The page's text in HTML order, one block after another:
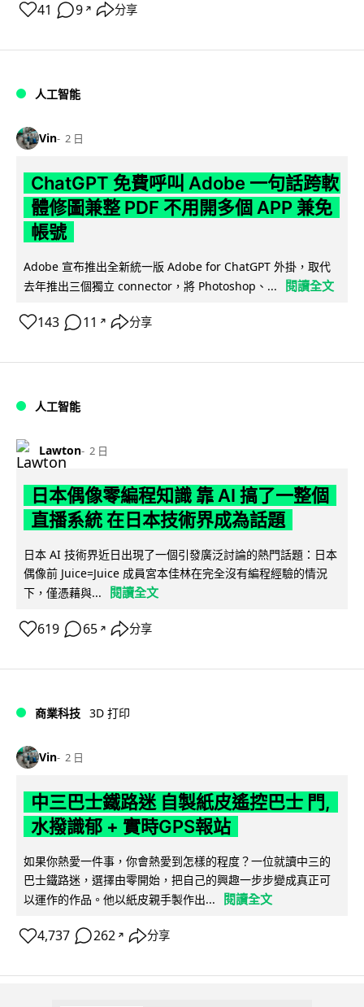
41 9 ↗ 分享
人工智能
Vin 2 日
ChatGPT 免費呼叫 Adobe 一句話跨軟
體修圖兼整 PDF 不用開多個 APP 兼免
帳號
Adobe 宣布推出全新統一版 Adobe for ChatGPT 外掛，取代
去年推出三個獨立 connector，將 Photoshop、...
閱讀全文
143 11 ↗ 分享
人工智能
Lawton 2 日
日本偶像零編程知識 靠 AI 搞了一整個
直播系統 在日本技術界成為話題
日本 AI 技術界近日出現了一個引發廣泛討論的熱門話題：日本
偶像前 Juice=Juice 成員宮本佳林在完全沒有編程經驗的情況
下，僅憑藉與...
閱讀全文
619 65 ↗ 分享
商業科技 3D 打印
Vin 2 日
中三巴士鐵路迷 自製紙皮遙控巴士 門,
水撥識郁 + 實時GPS報站
如果你熱愛一件事，你會熱愛到怎樣的程度？一位就讀中三的
巴士鐵路迷，選擇由零開始，把自己的興趣一步步變成真正可
以運作的作品。他以紙皮親手製作出...
閱讀全文
4,737 262 ↗ 分享